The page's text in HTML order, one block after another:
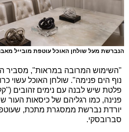
הנברשת מעל שולחן האוכל עוטפת מובייל
"השימוש המרובה במראות", מסביר
נוף הים פנימה". שולחן האוכל עשוי
פלטת שיש לבנה עם נימים זהובים
פנינה, כמו רגליהם של כיסאות העור
יורדת נברשת ממסגרת מתכת,
סברובסקי.